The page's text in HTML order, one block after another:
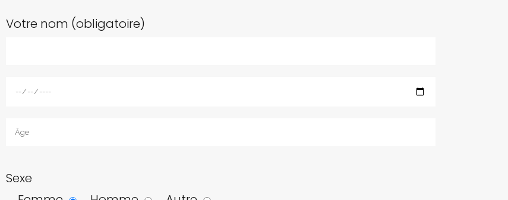
Votre nom (obligatoire)
Sexe